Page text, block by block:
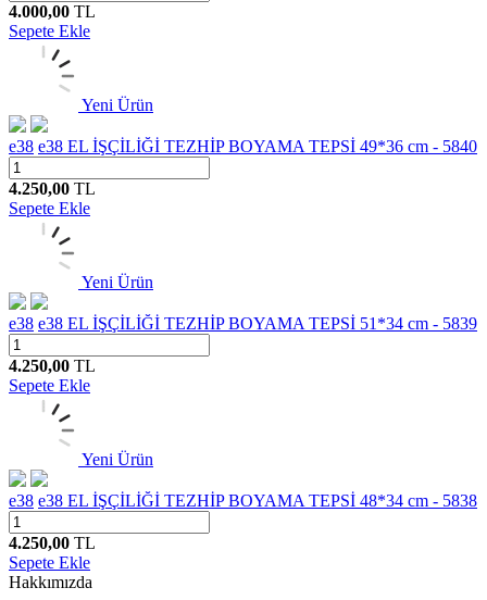
4.000,00 TL
Sepete Ekle
Yeni Ürün
e38 e38 EL İŞÇİLİĞİ TEZHİP BOYAMA TEPSİ 49*36 cm - 5840
4.250,00 TL
Sepete Ekle
Yeni Ürün
e38 e38 EL İŞÇİLİĞİ TEZHİP BOYAMA TEPSİ 51*34 cm - 5839
4.250,00 TL
Sepete Ekle
Yeni Ürün
e38 e38 EL İŞÇİLİĞİ TEZHİP BOYAMA TEPSİ 48*34 cm - 5838
4.250,00 TL
Sepete Ekle
Hakkımızda